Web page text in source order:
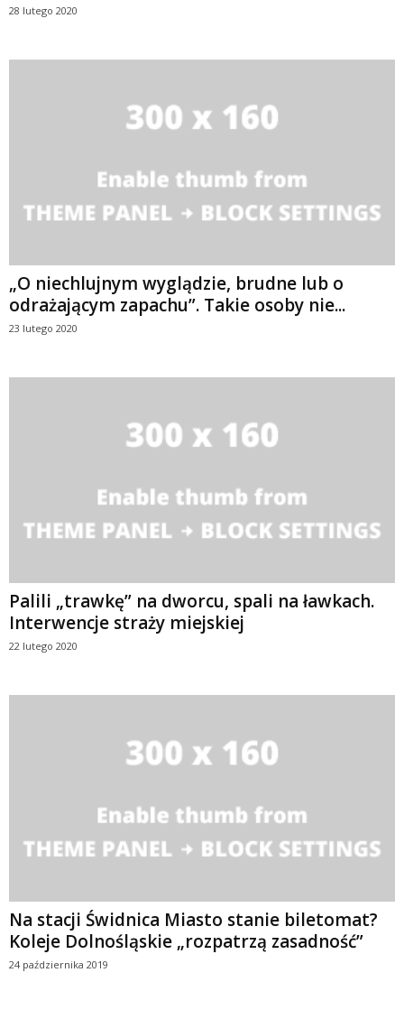
28 lutego 2020
„O niechlujnym wyglądzie, brudne lub o
odrażającym zapachu”. Takie osoby nie...
23 lutego 2020
Palili „trawkę” na dworcu, spali na ławkach.
Interwencje straży miejskiej
22 lutego 2020
Na stacji Świdnica Miasto stanie biletomat?
Koleje Dolnośląskie „rozpatrzą zasadność”
24 października 2019